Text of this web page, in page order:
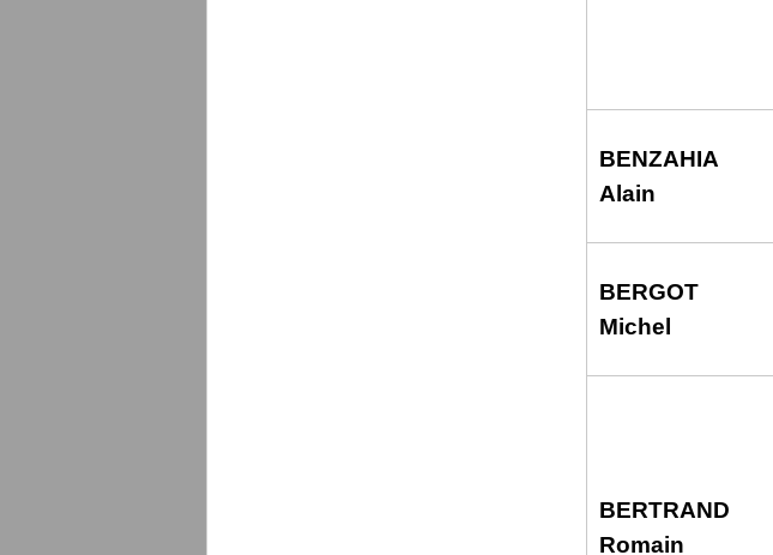
BENZAHIA
Alain
BERGOT
Michel
BERTRAND
Romain